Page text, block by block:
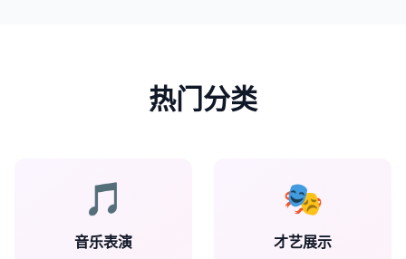
热门分类
🎵
音乐表演
🎭
才艺展示